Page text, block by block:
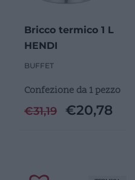
Bricco termico 1 L
HENDI
BUFFET
Confezione da 1 pezzo
€31,19 €20,78